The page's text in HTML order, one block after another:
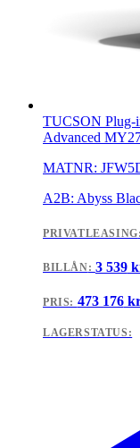
TUCSON Plug-
Advanced
MATNR:
A2B: Abyss
PRIVATLEASING
BILLÅN: 3 539
PRIS: 473 176
LAGERSTATUS: